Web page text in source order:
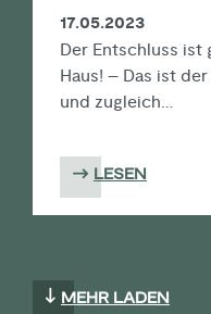
17.05.2023
Der Entschluss ist
Haus! – Das ist
und zugleich…
LESEN
MEHR LADEN